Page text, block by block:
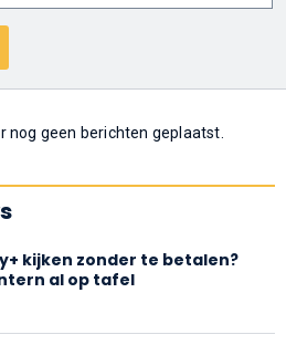
nog geen berichten geplaatst.
kijken zonder te betalen?
al op tafel